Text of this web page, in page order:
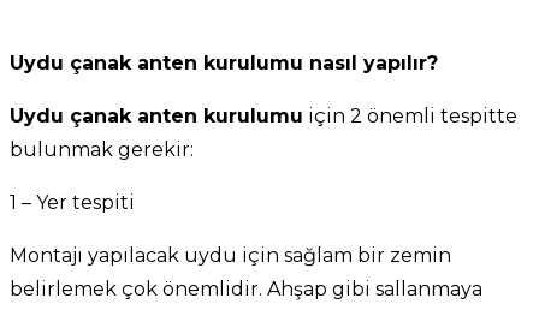
Uydu çanak anten kurulumu nasıl yapılır?
Uydu çanak anten kurulumu için 2 önemli tespitte
bulunmak gerekir:
1 – Yer tespiti
Montajı yapılacak uydu için sağlam bir zemin
belirlemek çok önemlidir. Ahşap gibi sallanmaya